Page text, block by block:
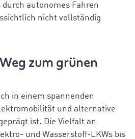
durch autonomes Fahren
nicht vollständig
zum grünen
in einem spannenden
und alternative
ist. Die Vielfalt an
und Wasserstoff-LKWs bis